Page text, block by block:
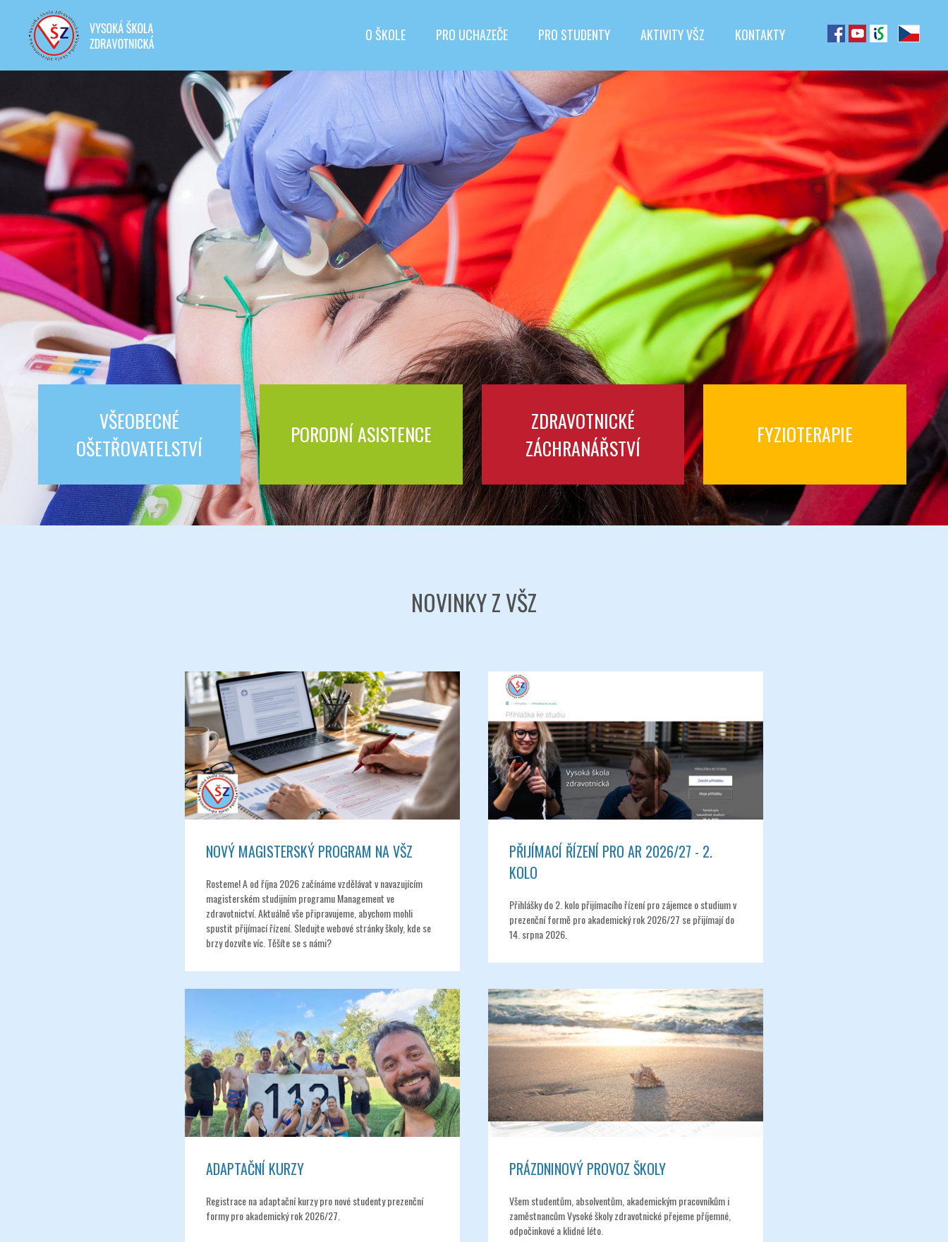
O ŠKOLE PRO UCHAZEČE PRO STUDENTY AKTIVITY VŠZ KONTAKTY
VŠEOBECNÉ
OŠETŘOVATELSTVÍ
PORODNÍ ASISTENCE
ZDRAVOTNICKÉ
ZÁCHRANÁŘSTVÍ
FYZIOTERAPIE
NOVINKY Z VŠZ
NOVÝ MAGISTERSKÝ PROGRAM NA VŠZ
Rosteme! A od října 2026 začínáme vzdělávat v navazujícím
magisterském studijním programu Management ve
zdravotnictví. Aktuálně vše připravujeme, abychom mohli
spustit přijímací řízení. Sledujte webové stránky školy, kde se
brzy dozvíte víc. Těšíte se s námi?
PŘIJÍMACÍ ŘÍZENÍ PRO AR 2026/27 - 2.
KOLO
Přihlášky do 2. kolo přijímacího řízení pro zájemce o studium v
prezenční formě pro akademický rok 2026/27 se přijímají do
14. srpna 2026.
ADAPTAČNÍ KURZY
Registrace na adaptační kurzy pro nové studenty prezenční
formy pro akademický rok 2026/27.
PRÁZDNINOVÝ PROVOZ ŠKOLY
Všem studentům, absolventům, akademickým pracovníkům i
zaměstnancům Vysoké školy zdravotnické přejeme příjemné,
odpočinkové a klidné léto.
Iveta - Vysoká škola zdravotnická,